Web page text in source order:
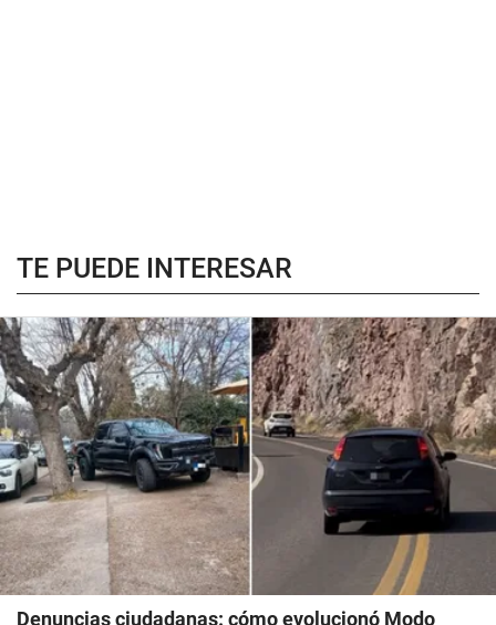
TE PUEDE INTERESAR
Denuncias ciudadanas: cómo evolucionó Modo